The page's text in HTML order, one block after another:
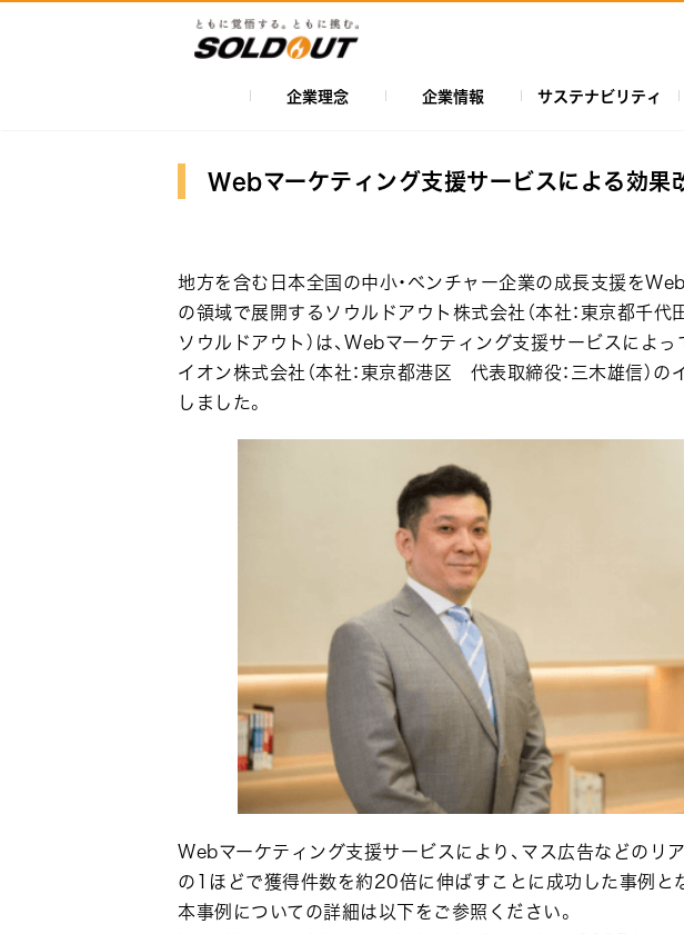
ン
ゲ
ー
シ
ョ
ン
企業理念 企業情報 サステナビリティ
Webマーケティング支援サービスによる効果
地方を含む日本全国の中小・ベンチャー企業の成長支援を
の領域で展開するソウルドアウト株式会社（本社：東京都千
ソウルドアウト）は、Webマーケティング支援サービスによ
イオン株式会社（本社：東京都港区 代表取締役：三木雄信）
しました。
Webマーケティング支援サービスにより、マス広告などのリ
の1ほどで獲得件数を約20倍に伸ばすことに成功した事例と
本事例についての詳細は以下をご参照ください。